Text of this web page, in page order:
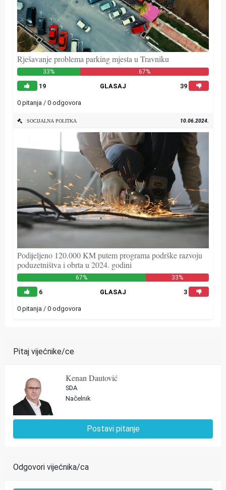
Rješavanje problema parking mjesta u Travniku
33% 67%
19 GLASAJ 39
0 pitanja / 0 odgovora
SOCIJALNA POLITKA 10.06.2024.
Podijeljeno 120.000 KM putem programa podrške razvoju
poduzetništva i obrta u 2024. godini
67% 33%
6 GLASAJ 3
0 pitanja / 0 odgovora
Pitaj vijećnike/ce
Kenan Dautović
SDA
Načelnik
Postavi pitanje
Odgovori vijećnika/ca